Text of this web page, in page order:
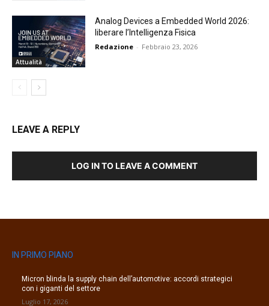
Attualità
Analog Devices a Embedded World 2026:
liberare l’Intelligenza Fisica
Redazione - Febbraio 23, 2026
LEAVE A REPLY
LOG IN TO LEAVE A COMMENT
IN PRIMO PIANO
Micron blinda la supply chain dell’automotive: accordi strategici
con i giganti del settore
Luglio 17, 2026